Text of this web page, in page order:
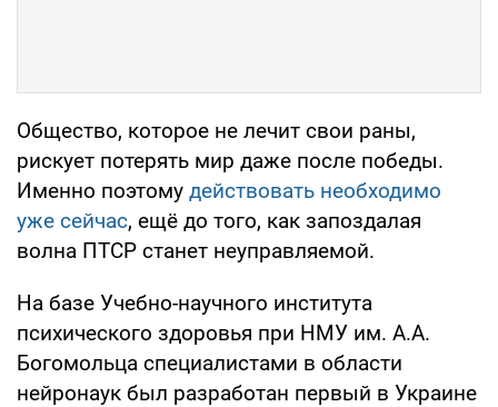
Общество, которое не лечит свои раны,
рискует потерять мир даже после победы.
Именно поэтому действовать необходимо
уже сейчас, ещё до того, как запоздалая
волна ПТСР станет неуправляемой.
На базе Учебно-научного института
психического здоровья при НМУ им. А.А.
Богомольца специалистами в области
нейронаук был разработан первый в Украине